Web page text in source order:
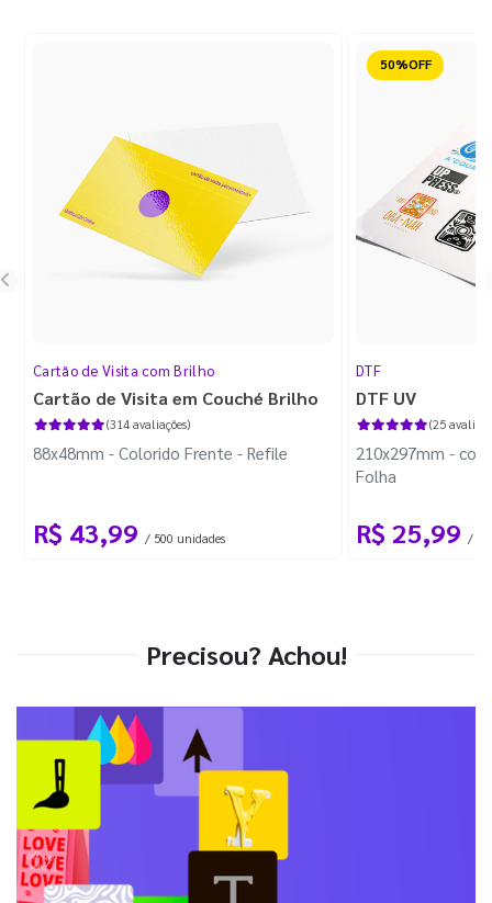
Cartão de Visita com Brilho
Cartão de Visita em Couché Brilho
(314 avaliações)
88x48mm - Colorido Frente - Refile
R$ 43,99 / 500 unidades
Reduzido
DTF
DTF UV
(25
210x297mm -
Folha
R$ 25,99 / 1
Precisou? Achou!